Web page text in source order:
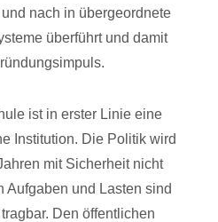
nach in übergeordnete
überführt und damit
ist in erster Linie eine
Institution. Die Politik wird
mit Sicherheit nicht
Aufgaben und Lasten sind
Den öffentlichen